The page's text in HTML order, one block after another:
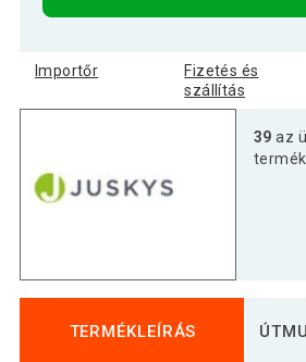
Importőr
Fizetés és
szállítás
39 az
TERMÉKLEÍRÁS